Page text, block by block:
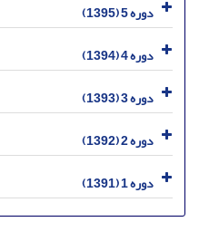
دوره 5 (1395)
دوره 4 (1394)
دوره 3 (1393)
دوره 2 (1392)
دوره 1 (1391)